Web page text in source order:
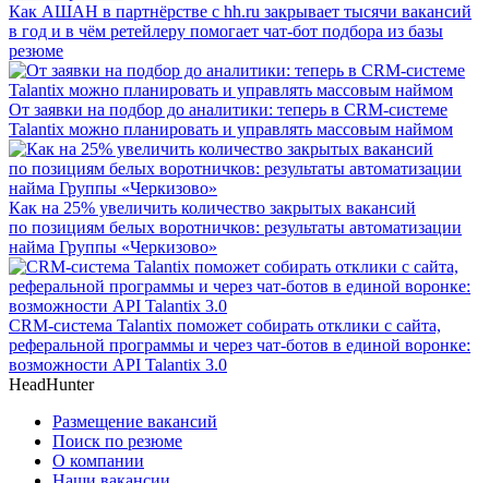
Как АШАН в партнёрстве с hh.ru закрывает тысячи вакансий
в год и в чём ретейлеру помогает чат-бот подбора из базы
резюме
От заявки на подбор до аналитики: теперь в CRM-системе
Talantix можно планировать и управлять массовым наймом
Как на 25% увеличить количество закрытых вакансий
по позициям белых воротничков: результаты автоматизации
найма Группы «Черкизово»
CRM-система Talantix поможет собирать отклики с сайта,
реферальной программы и через чат-ботов в единой воронке:
возможности API Talantix 3.0
HeadHunter
Размещение вакансий
Поиск по резюме
О компании